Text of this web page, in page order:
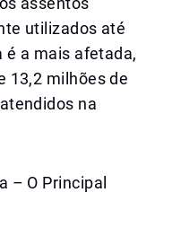
utilizados até
é a mais afetada,
13,2 milhões de
na
– O Principal